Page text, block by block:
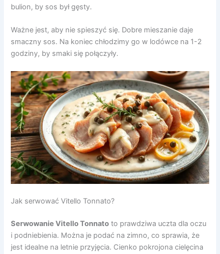
bulion, by sos był gęsty.
Ważne jest, aby nie spieszyć się. Dobre mieszanie daje
smaczny sos. Na koniec chłodzimy go w lodówce na 1-2
godziny, by smaki się połączyły.
Jak serwować Vitello Tonnato?
Serwowanie Vitello Tonnato to prawdziwa uczta dla oczu
i podniebienia. Można je podać na zimno, co sprawia, że
jest idealne na letnie przyjęcia. Cienko pokrojona cielęcina